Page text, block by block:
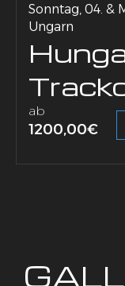
Sonntag, 04. &
Ungarn
ab
1200,00€